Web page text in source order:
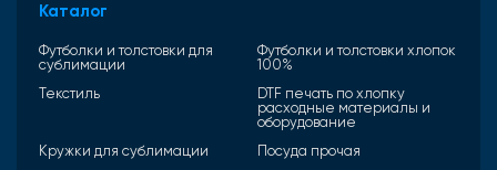
Каталог
Футболки и толстовки для
сублимации
Футболки и толстовки хлопок
100%
Текстиль
DTF печать по хлопку
расходные материалы и
оборудование
Кружки для сублимации
Посуда прочая